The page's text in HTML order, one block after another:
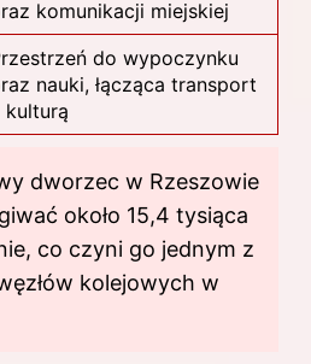
komunikacji miejskiej
do wypoczynku
nauki, łącząca transport
kulturą
dworzec w Rzeszowie
około 15,4 tysiąca
co czyni go jednym z
kolejowych w